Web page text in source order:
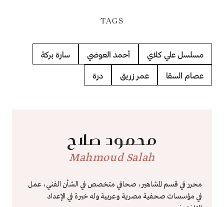
TAGS
مسلسل علي كلاي أحمد العوضي سارة بركة
عصام السقا عمر زريق درة
محمود صلاح
Mahmoud Salah
محرر في قسم المشاهير، صحافي متخصص في الشأن الفني، عمل
في مؤسسات صحفية مصرية وعربية وله خبرة في الإعداد